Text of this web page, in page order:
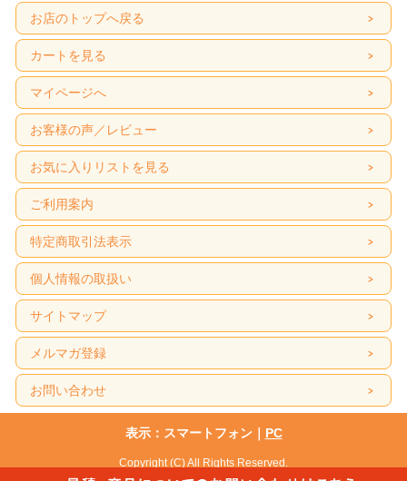
お店のトップへ戻る
カートを見る
マイページへ
お客様の声／レビュー
お気に入りリストを見る
ご利用案内
特定商取引法表示
個人情報の取扱い
サイトマップ
メルマガ登録
お問い合わせ
表示：スマートフォン｜ PC
Copyright (C) All Rights Reserved.